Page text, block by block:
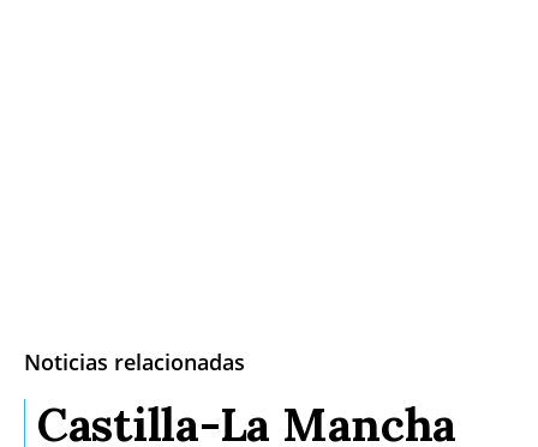
Noticias relacionadas
Castilla-La Mancha